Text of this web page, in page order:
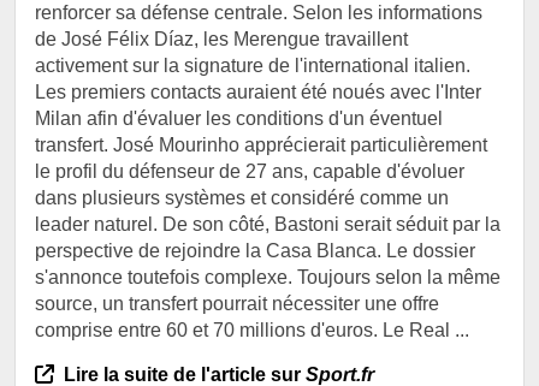
renforcer sa défense centrale. Selon les informations
de José Félix Díaz, les Merengue travaillent
activement sur la signature de l'international italien.
Les premiers contacts auraient été noués avec l'Inter
Milan afin d'évaluer les conditions d'un éventuel
transfert. José Mourinho apprécierait particulièrement
le profil du défenseur de 27 ans, capable d'évoluer
dans plusieurs systèmes et considéré comme un
leader naturel. De son côté, Bastoni serait séduit par la
perspective de rejoindre la Casa Blanca. Le dossier
s'annonce toutefois complexe. Toujours selon la même
source, un transfert pourrait nécessiter une offre
comprise entre 60 et 70 millions d'euros. Le Real ...
Lire la suite de l'article sur Sport.fr